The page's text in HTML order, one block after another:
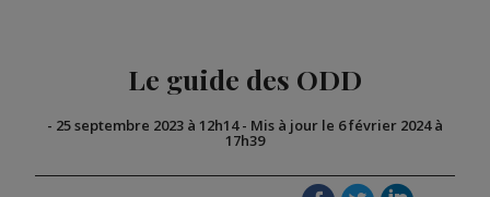
Le guide des ODD
- 25 septembre 2023 à 12h14- Mis à jour le 6 février 2024 à
17h39